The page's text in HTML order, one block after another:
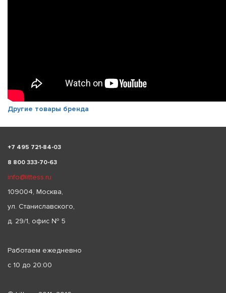
Другие товары бренда
+7 495 721-84-03
8 800 333-70-63
info@littess.ru
109004, Москва,
ул. Станиславского,
д. 29/1, офис № 5
Работаем ежедневно
с 10 до 20:00